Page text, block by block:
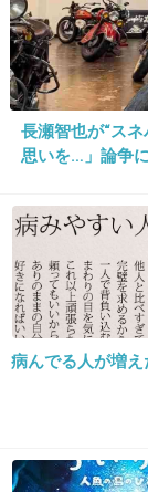
子供３人（娘１
の今は本人達の
す。
娘はロングに拘
14. 匿名2016/02/01(月)
高1男子。
今まで安い
友達の影響
(>_<)
男の子の短
子供も、色
長瀬智也が“ス
思いを…」論争
病んでる人が増え